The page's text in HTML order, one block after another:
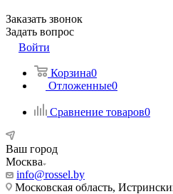
Заказать звонок
Задать вопрос
Войти
Корзина0
Отложенные0
Сравнение товаров0
Ваш город
Москва
info@rossel.by
Московская область,